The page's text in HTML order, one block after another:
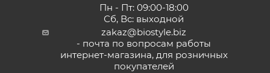
Пн - Пт: 09:00-18:00
Сб, Вс: выходной
zakaz@biostyle.biz
- почта по вопросам работы
интернет-магазина, для розничных
покупателей